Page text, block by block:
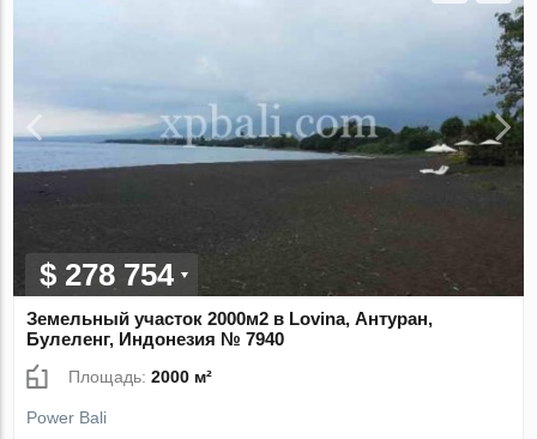
$ 278 754
Земельный участок 2000м2 в Lovina, Антуран,
Булеленг, Индонезия № 7940
Площадь:2000 м²
Power Bali